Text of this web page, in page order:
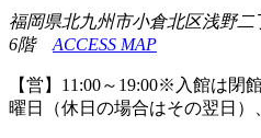
福岡県北九州市小倉北区浅野
6階 ACCESS MAP
【営】11:00～19:00※入館は閉
曜日（休日の場合はその翌日）